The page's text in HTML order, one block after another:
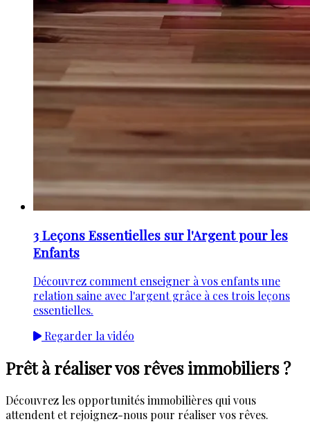
3 Leçons Essentielles sur l'Argent pour les
Enfants
Découvrez comment enseigner à vos enfants une
relation saine avec l'argent grâce à ces trois leçons
essentielles.
Regarder la vidéo
Prêt à réaliser vos rêves immobiliers ?
Découvrez les opportunités immobilières qui vous
attendent et rejoignez-nous pour réaliser vos rêves.